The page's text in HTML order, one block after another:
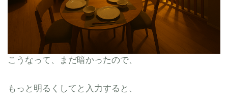
こうなって、まだ暗かったので、
もっと明るくしてと入力すると、